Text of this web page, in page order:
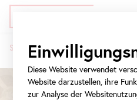
zum
Inhalt
Meta-
Navigation
springen
Navigation
springen
Startseite Ausstellungen David
Diese Website verwendet
Website darzustellen, ihre
zur Analyse der